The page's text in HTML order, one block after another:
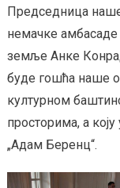
Председница
немачке амбасаде
земље Анке
буде гошћа наше
културном
просторима, а
„Адам Беренц“.